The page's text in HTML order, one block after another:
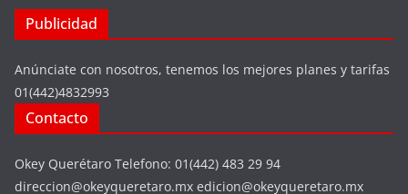
Publicidad
Anúnciate con nosotros, tenemos los mejores planes y tarifas
01(442)4832993
Contacto
Okey Querétaro Telefono: 01(442) 483 29 94
direccion@okeyqueretaro.mx edicion@okeyqueretaro.mx